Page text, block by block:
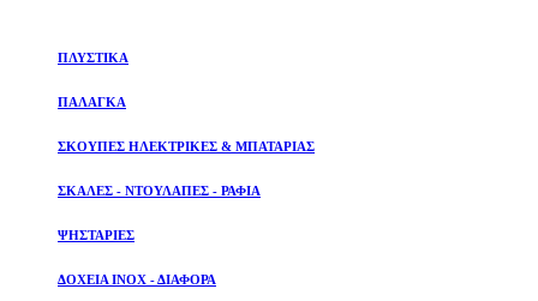
ΠΛΥΣΤΙΚΑ
ΠΑΛΑΓΚΑ
ΣΚΟΥΠΕΣ ΗΛΕΚΤΡΙΚΕΣ & ΜΠΑΤΑΡΙΑΣ
ΣΚΑΛΕΣ - ΝΤΟΥΛΑΠΕΣ - ΡΑΦΙΑ
ΨΗΣΤΑΡΙΕΣ
ΔΟΧΕΙΑ ΙΝΟΧ - ΔΙΑΦΟΡΑ